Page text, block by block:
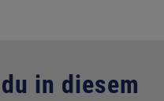
in diesem